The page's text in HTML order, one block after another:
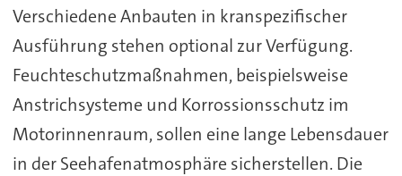
Verschiedene Anbauten in kranspezifischer
Ausführung stehen optional zur Verfügung.
Feuchteschutzmaßnahmen, beispielsweise
Anstrichsysteme und Korrossionsschutz im
Motorinnenraum, sollen eine lange Lebensdauer
in der Seehafenatmosphäre sicherstellen. Die